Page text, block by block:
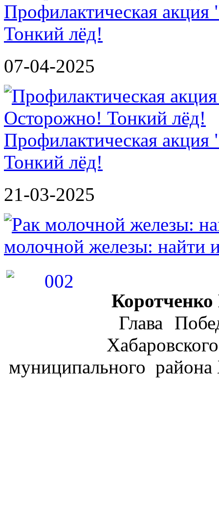
Профилактическая
Тонкий лёд!
07-04-2025
Профилактическая
Тонкий лёд!
21-03-2025
молочной железы: найти
Глава
Хабаровского
муниципального района